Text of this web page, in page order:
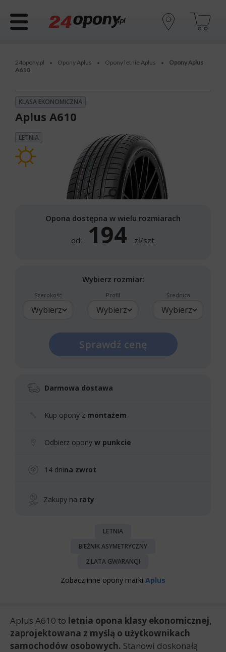
24opony.pl • Opony Aplus • Opony letnie Aplus •
Opony Aplus
A610
KLASA EKONOMICZNA
Aplus A610
LETNIA
Opona dostępna w wielu rozmiarach
od: 194 zł/szt.
Wybierz rozmiar:
Szerokość
Wybierz
Profil
Wybierz
Średnica
Wybierz
Sprawdź cenę
Darmowa dostawa
Kup opony z montażem
Odbierz opony w punkcie
14 dnina zwrot
Zakupy na raty
LETNIA
BIEŻNIK ASYMETRYCZNY
2 LATA GWARANCJI
Zobacz inne opony marki Aplus
Aplus A610 to letnia opona klasy ekonomicznej,
zaprojektowana z myślą o użytkownikach
samochodów osobowych. Stanowi doskonałą